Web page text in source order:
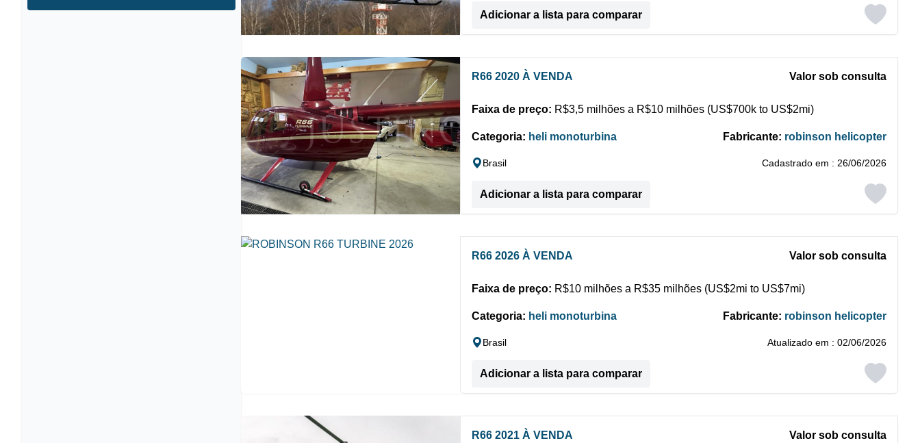
Adicionar a lista para comparar
R66 2020 À VENDA Valor sob consulta
Faixa de preço: R$3,5 milhões a R$10 milhões (US$700k to US$2mi)
Categoria: heli monoturbina Fabricante: robinson helicopter
Brasil Cadastrado em : 26/06/2026
Adicionar a lista para comparar
R66 2026 À VENDA Valor sob consulta
Faixa de preço: R$10 milhões a R$35 milhões (US$2mi to US$7mi)
Categoria: heli monoturbina Fabricante: robinson helicopter
Brasil Atualizado em : 02/06/2026
Adicionar a lista para comparar
R66 2021 À VENDA Valor sob consulta